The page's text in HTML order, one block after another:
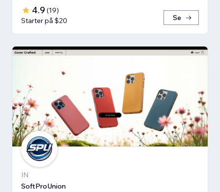
4.9 (19)
Starter på $20
Se
IN
SoftProUnion